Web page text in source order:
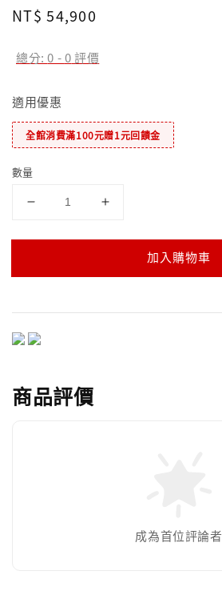
Regular
NT$ 54,900
總分:0 -0評價
適用優惠
全館消費滿100元贈1元回饋金
數量
加入購物車
商品評價
成為首位評論者